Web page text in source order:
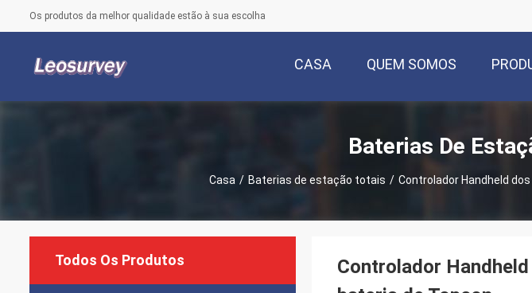
Os produtos da melhor qualidade estão à sua escolha
CASA QUEM SOMOS
Baterias De
Casa / Baterias de estação totais / Controlador Handheld
Todos Os Produtos
Controlador